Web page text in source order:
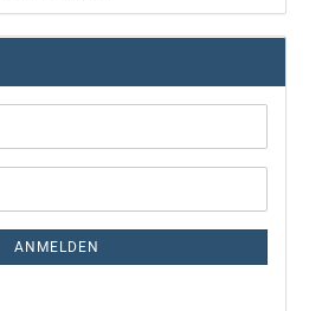
ANMELDEN